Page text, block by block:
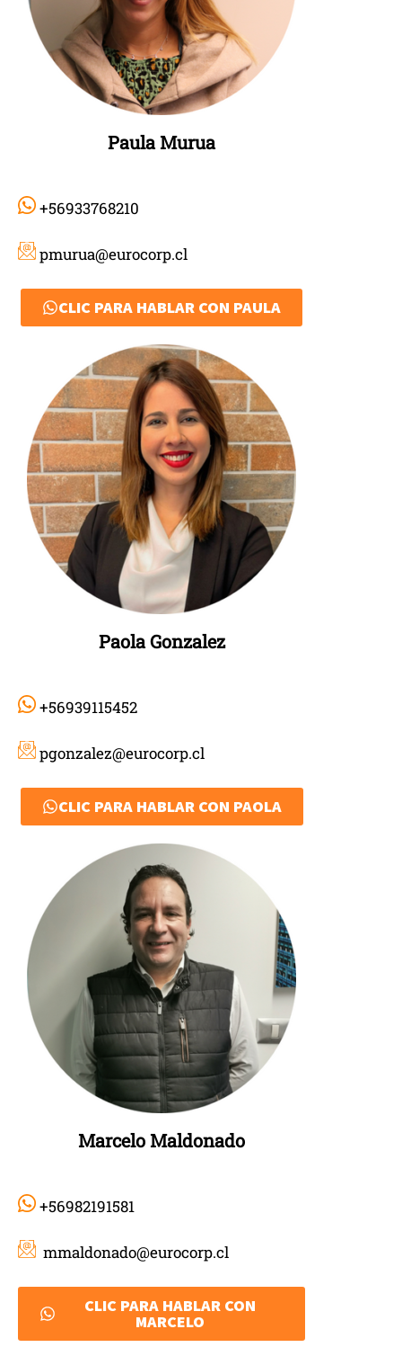
Paula Murua
+56933768210
pmurua@eurocorp.cl
CLIC PARA HABLAR CON PAULA
Paola Gonzalez
+56939115452
pgonzalez@eurocorp.cl
CLIC PARA HABLAR CON PAOLA
Marcelo Maldonado
+56982191581
mmaldonado@eurocorp.cl
CLIC PARA HABLAR CON
MARCELO